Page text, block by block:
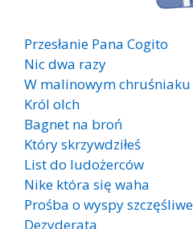
Przesłanie Pana Cogito
Nic dwa razy
W malinowym chruśniaku
Król olch
Bagnet na broń
Który skrzywdziłeś
List do ludożerców
Nike która się waha
Prośba o wyspy szczęśliwe
Dezyderata